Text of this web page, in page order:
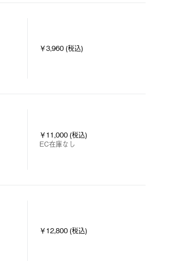
￥3,960 (税込)
￥11,000 (税込)
EC在庫なし
￥12,800 (税込)